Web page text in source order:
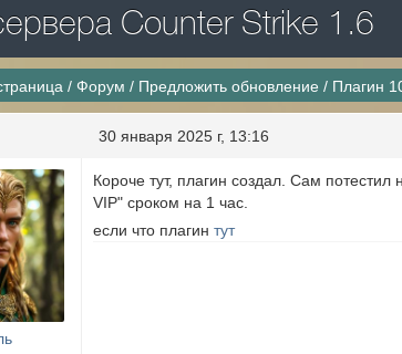
Counter Strike 1.6
/Форум / Предложить обновление / Плагин
30 января 2025 г, 13:16
Короче тут, плагин создал. Сам
VIP" сроком на 1 час.
если что плагинтут